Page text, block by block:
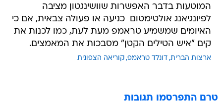
המוטעות בדבר האפשרות שוושינגטון מציבה
לפיונגיאנג אולטימטום  כניעה או פעולה צבאית, אם כי
האיומים שמשמיע טראמפ מעת לעת, כמו לכנות את
קים "איש הטילים הקטן" מסבכות את המאמצים.
ארצות הברית דונלד טראמפ קוריאה הצפונית
טרם התפרסמו תגובות